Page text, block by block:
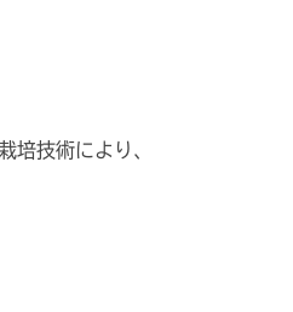
培技術により、